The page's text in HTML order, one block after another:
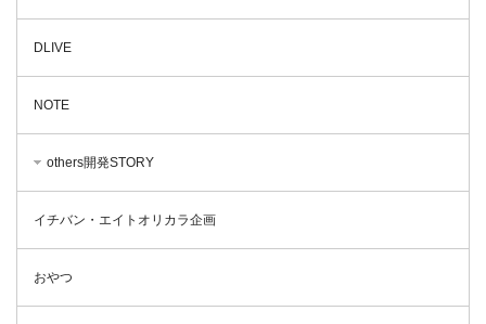
DLIVE
NOTE
others開発STORY
イチバン・エイトオリカラ企画
おやつ